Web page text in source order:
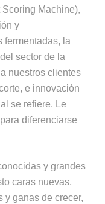
Scoring Machine),
y
fermentadas, la
sector de la
nuestros clientes
e innovación
se refiere. Le
diferenciarse
y grandes
caras nuevas,
y ganas de crecer,